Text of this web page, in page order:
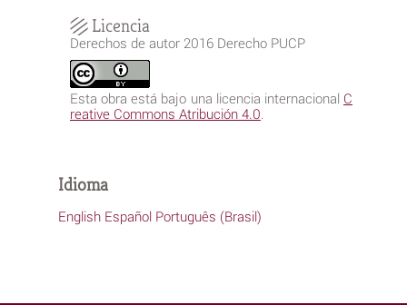
Licencia
Derechos de autor 2016 Derecho PUCP
Esta obra está bajo una licencia internacional C
reative Commons Atribución 4.0.
Idioma
English Español Português (Brasil)